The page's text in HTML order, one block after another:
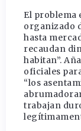
El problema
organizado
hasta
recaudan
habitan”.
oficiales
“los
trabajan